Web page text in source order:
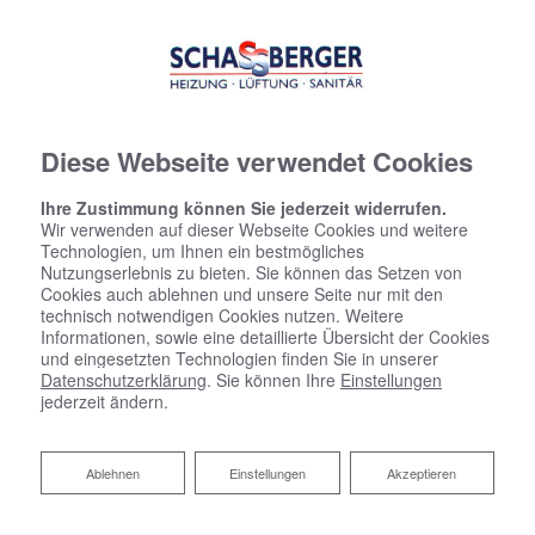
Heizen mit Holz
Diese Webseite verwendet Cookies
Ihre Zustimmung können Sie jederzeit widerrufen.
Wir verwenden auf dieser Webseite Cookies und weitere
Technologien, um Ihnen ein bestmögliches
Nutzungserlebnis zu bieten. Sie können das Setzen von
Cookies auch ablehnen und unsere Seite nur mit den
technisch notwendigen Cookies nutzen. Weitere
Informationen, sowie eine detaillierte Übersicht der Cookies
und eingesetzten Technologien finden Sie in unserer
Datenschutzerklärung. Sie können Ihre Einstellungen
jederzeit ändern.
Akzeptieren
Einstellungen
Ablehnen
Ablehnen